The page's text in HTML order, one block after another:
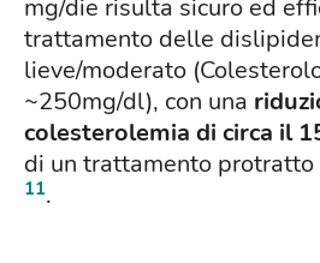
mg/die risulta sicuro ed
trattamento delle
lieve/moderato
~250mg/dl), con una
colesterolemia di circa il
di un trattamento
11.